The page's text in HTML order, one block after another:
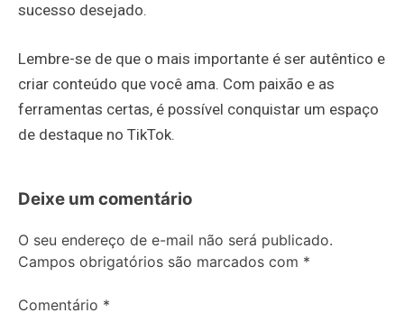
sucesso desejado.
Lembre-se de que o mais importante é ser autêntico e
criar conteúdo que você ama. Com paixão e as
ferramentas certas, é possível conquistar um espaço
de destaque no TikTok.
Deixe um comentário
O seu endereço de e-mail não será publicado.
Campos obrigatórios são marcados com *
Comentário *